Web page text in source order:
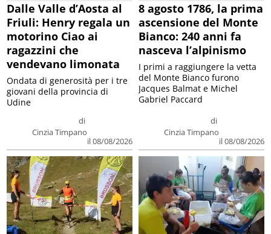
Dalle Valle d’Aosta al
Friuli: Henry regala un
motorino Ciao ai
ragazzini che
vendevano limonata
di
Cinzia Timpano
il 08/08/2026
Ondata di generosità per i tre
giovani della provincia di
Udine
8 agosto 1786, la prima
ascensione del Monte
Bianco: 240 anni fa
nasceva l’alpinismo
di
Cinzia Timpano
il 08/08/2026
I primi a raggiungere la vetta
del Monte Bianco furono
Jacques Balmat e Michel
Gabriel Paccard